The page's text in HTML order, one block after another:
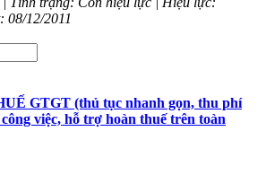
08/12/2011
GTGT (thủ tục nhanh gọn, thu phí
việc, hỗ trợ hoàn thuế trên toàn